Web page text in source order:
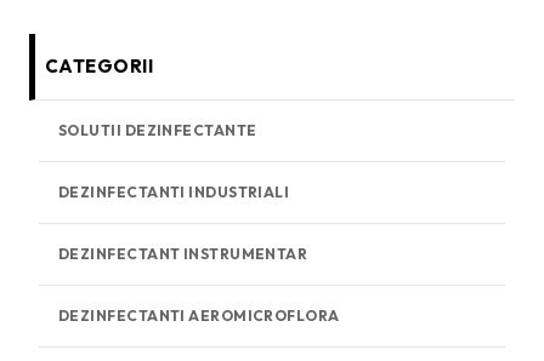
CATEGORII
SOLUTII DEZINFECTANTE
DEZINFECTANTI INDUSTRIALI
DEZINFECTANT INSTRUMENTAR
DEZINFECTANTI AEROMICROFLORA